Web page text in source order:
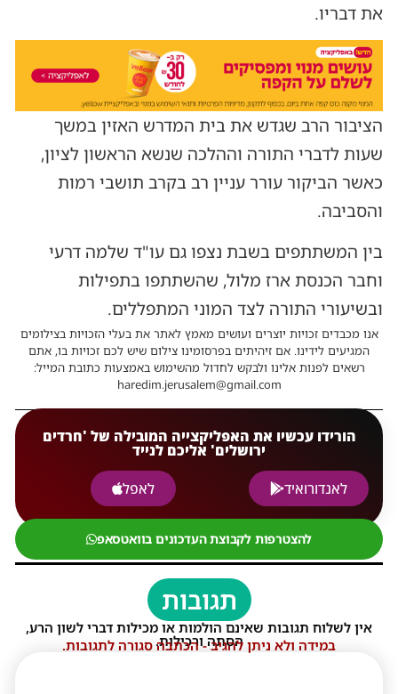
את דבריו.
הציבור הרב שגדש את בית המדרש האזין במשך
שעות לדברי התורה וההלכה שנשא הראשון לציון,
כאשר הביקור עורר עניין רב בקרב תושבי רמות
והסביבה.
בין המשתתפים בשבת נצפו גם עו"ד שלמה דרעי
וחבר הכנסת ארז מלול, שהשתתפו בתפילות
ובשיעורי התורה לצד המוני המתפללים.
אנו מכבדים זכויות יוצרים ועושים מאמץ לאתר את בעלי הזכויות בצילומים
המגיעים לידינו. אם זיהיתים בפרסומינו צילום שיש לכם זכויות בו, אתם
רשאים לפנות אלינו ולבקש לחדול מהשימוש באמצעות כתובת המייל:
haredim.jerusalem@gmail.com
הורידו עכשיו את האפליקצייה המובילה של 'חרדים
ירושלים' אליכם לנייד
לאנדורואיד
לאפל
להצטרפות לקבוצת העדכונים בוואטסאפ
תגובות
אין לשלוח תגובות שאינם הולמות או מכילות דברי לשון הרע,
הסתה ורכילות.
במידה ולא ניתן להגיב - הכתבה סגורה לתגובות.